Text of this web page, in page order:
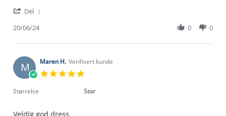
K.
20
2024
kvalitet
men
Del
Marina
on
20
Jun
20/06/24 0 0
M Maren H. Verifisert kunde
rating
Størrelse Stor